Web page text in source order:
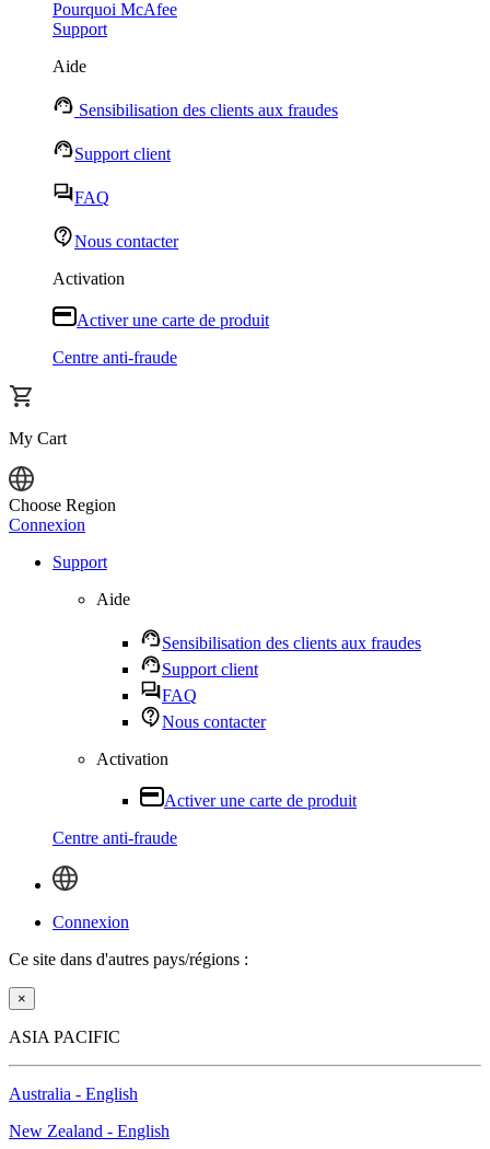
Pourquoi McAfee
Support
Aide
Sensibilisation des clients aux fraudes
Support client
FAQ
Nous contacter
Activation
Activer une carte de produit
Centre anti-fraude
My Cart
Choose Region
Connexion
Support
Aide
Sensibilisation des clients aux fraudes
Support client
FAQ
Nous contacter
Activation
Activer une carte de produit
Centre anti-fraude
Connexion
Ce site dans d'autres pays/régions :
×
ASIA PACIFIC
Australia - English
New Zealand - English